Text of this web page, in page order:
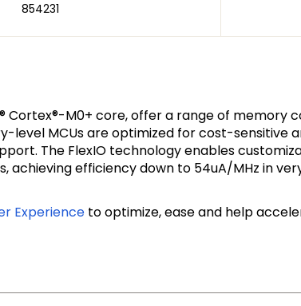
854231
M0+ core, offer a range of memory
level MCUs are optimized for cost-
The FlexIO technology enables
efficiency down to 54uA/MHz in
Experience to optimize, ease and help